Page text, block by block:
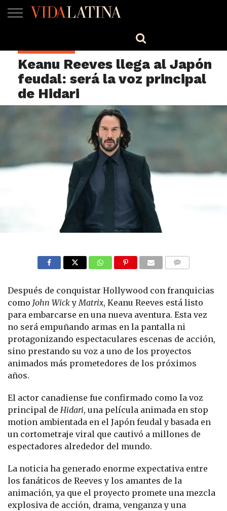
TV
Keanu Reeves llega al Japón
feudal: será la voz principal
de Hidari
Después de conquistar Hollywood con franquicias
como John Wick y Matrix, Keanu Reeves está listo
para embarcarse en una nueva aventura. Esta vez
no será empuñando armas en la pantalla ni
protagonizando espectaculares escenas de acción,
sino prestando su voz a uno de los proyectos
animados más prometedores de los próximos
años.
El actor canadiense fue confirmado como la voz
principal de Hidari, una película animada en stop
motion ambientada en el Japón feudal y basada en
un cortometraje viral que cautivó a millones de
espectadores alrededor del mundo.
La noticia ha generado enorme expectativa entre
los fanáticos de Reeves y los amantes de la
animación, ya que el proyecto promete una mezcla
explosiva de acción, drama, venganza y una